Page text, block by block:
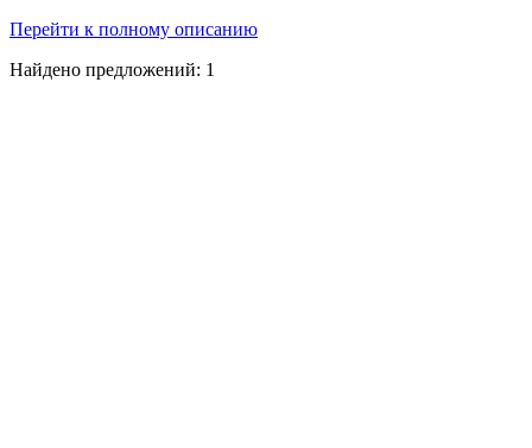
Перейти к полному описанию
Найдено предложений: 1